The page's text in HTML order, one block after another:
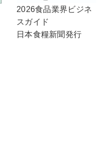
2026食品業界ビジネ
スガイド
日本食糧新聞発行